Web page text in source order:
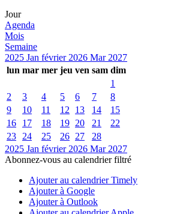
Jour
Agenda
Mois
Semaine
2025 Jan février 2026 Mar 2027
lun mar mer jeu ven sam dim
1
2
3 4 5 6 7
8
9
10 11 12 13 14
15
16
17 18 19 20 21
22
23
24 25 26 27
28
2025 Jan février 2026 Mar 2027
Abonnez-vous au calendrier filtré
Ajouter au calendrier Timely
Ajouter à Google
Ajouter à Outlook